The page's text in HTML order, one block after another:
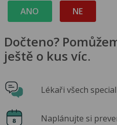
ANO NE
Dočteno?
ještě o kus víc.
Lékaři všech
Naplánujte si